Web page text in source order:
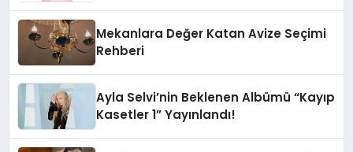
Mekanlara Değer Katan Avize Seçimi
Rehberi
Ayla Selvi’nin Beklenen Albümü “Kayıp
Kasetler 1” Yayınlandı!